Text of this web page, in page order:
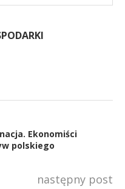
Ekonomiści
polskiego
następny post